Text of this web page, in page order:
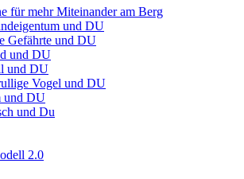
für mehr Miteinander am Berg
und DU
Gefährte und DU
und DU
und DU
Vogel und DU
und DU
und Du
2.0